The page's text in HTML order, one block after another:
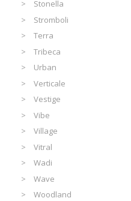
Stonella
Stromboli
Terra
Tribeca
Urban
Verticale
Vestige
Vibe
Village
Vitral
Wadi
Wave
Woodland